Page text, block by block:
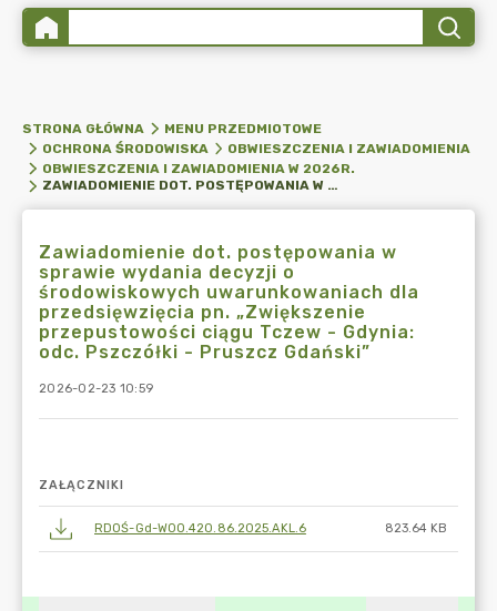
STRONA GŁÓWNA
MENU PRZEDMIOTOWE
OCHRONA ŚRODOWISKA
OBWIESZCZENIA I ZAWIADOMIENIA
OBWIESZCZENIA I ZAWIADOMIENIA W 2026R.
ZAWIADOMIENIE DOT. POSTĘPOWANIA W SPRAWIE WYDANIA DECYZJI O ŚRODOWISKOWYCH UWARUNKOWANIACH DLA PRZEDSIĘWZIĘCIA PN. „ZWIĘKSZENIE PRZEPUSTOWOŚCI CIĄGU TCZEW - GDYNIA: ODC. PSZCZÓŁKI - PRUSZCZ GDAŃSKI”
Zawiadomienie dot. postępowania w
sprawie wydania decyzji o
środowiskowych uwarunkowaniach dla
przedsięwzięcia pn. „Zwiększenie
przepustowości ciągu Tczew - Gdynia:
odc. Pszczółki - Pruszcz Gdański”
2026-02-23 10:59
ZAŁĄCZNIKI
RDOŚ-Gd-WOO.420.86.2025.AKL.6 823.64 KB